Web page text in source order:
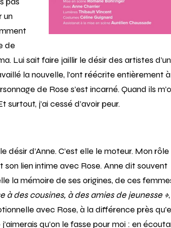
un
de
Lui sait faire jaillir le désir des artistes d’un
la nouvelle, l’ont réécrite entièrement
de Rose s’est incarné. Quand ils
j’ai cessé d’avoir peur.
désir d’Anne. C’est elle le moteur. Mon
lien intime avec Rose. Anne dit souvent
la mémoire de ses origines, de ces
à des cousines, à des amies de jeunesse »
avec Rose, à la différence près
qu’on le fasse pour moi : en